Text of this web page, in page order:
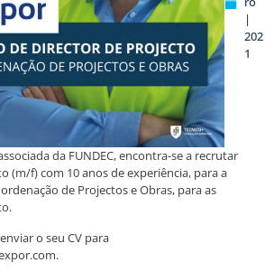
|
202
1
da FUNDEC, encontra-se a recrutar
(m/f) com 10 anos de experiência, para a
de Projectos e Obras, para as
o seu CV para